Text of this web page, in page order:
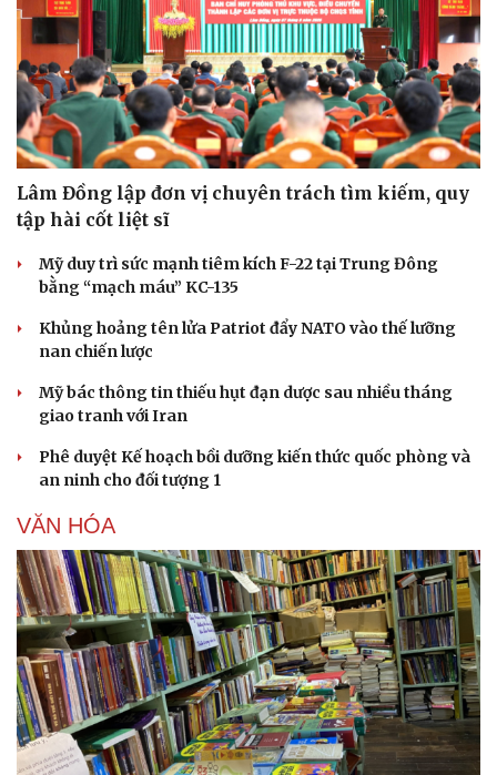
Văn hóa
Sân khấu - Điện ảnh
Văn học
Âm nhạc
Di sản
Giải trí
Nghệ sĩ
Thời trang
Sao Việt
Lâm Đồng lập đơn vị chuyên trách tìm kiếm, quy
tập hài cốt liệt sĩ
Mỹ duy trì sức mạnh tiêm kích F-22 tại Trung Đông
bằng “mạch máu” KC-135
Khủng hoảng tên lửa Patriot đẩy NATO vào thế lưỡng
nan chiến lược
Mỹ bác thông tin thiếu hụt đạn dược sau nhiều tháng
giao tranh với Iran
Phê duyệt Kế hoạch bồi dưỡng kiến thức quốc phòng và
an ninh cho đối tượng 1
VĂN HÓA